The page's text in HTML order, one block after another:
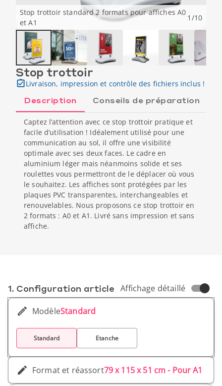
Stop trottoir standard 2 formats pour affiches A0
et A1
1 /10
Stop trottoir
Livraison, impression et contrôle des fichiers inclus !
Description Conseils de préparation
Captez l’attention avec ce stop trottoir pratique et
facile d’utilisation ! Idéalement utilisé pour une
communication au sol, il offre une visibilité
optimale avec ses deux faces. Le cadre en
aluminium léger mais néanmoins solide et ses
roulettes vous permettront de le déplacer où vous
le souhaitez. Les affiches sont protégées par les
plaques PVC transparentes, interchangeables et
renouvelables. Nous proposons ce stop trottoir en
2 formats : A0 et A1. Livré sans impression et sans
affiche.
1. Conf­iguration article Affichage détaillé
ModèleStandard
Standard Etanche
Format et réassort79 x 115 x 51 cm - Pour A1